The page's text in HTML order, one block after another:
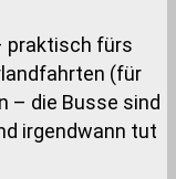
praktisch fürs
(für
– die Busse sind
irgendwann tut